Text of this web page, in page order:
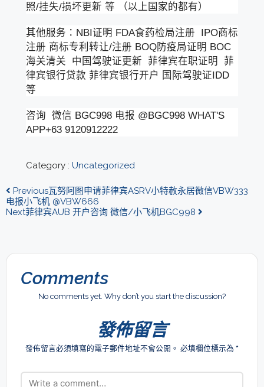
照/挂失/损坏更新 等 （以上国家的都有）
其他服务：NBI证明 FDA食药检局注册 IPO商标
注册 商标专利转让/注册 BOQ防疫局证明 BOC
海关清关 中国驾驶证更新 菲律宾在职证明 菲
律宾银行贷款 菲律宾银行开户 国际驾驶证IDD
等
咨询 微信 BGC998 电报 @BGC998 WHAT'S
APP+63 9120912222
Category : Uncategorized
Previous瓦努阿图申请菲律宾ASRV小特赦永居微信VBW333
电报小飞机 @VBW666
Next菲律宾AUB 开户咨询 微信/小飞机BGC998
Comments
No comments yet. Why don’t you start the discussion?
發佈留言
發佈留言必須填寫的電子郵件地址不會公開。 必填欄位標示為 *